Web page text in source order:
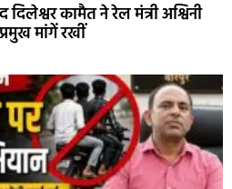
कामैत ने रेल मंत्री अश्विनी
मांगें रखीं